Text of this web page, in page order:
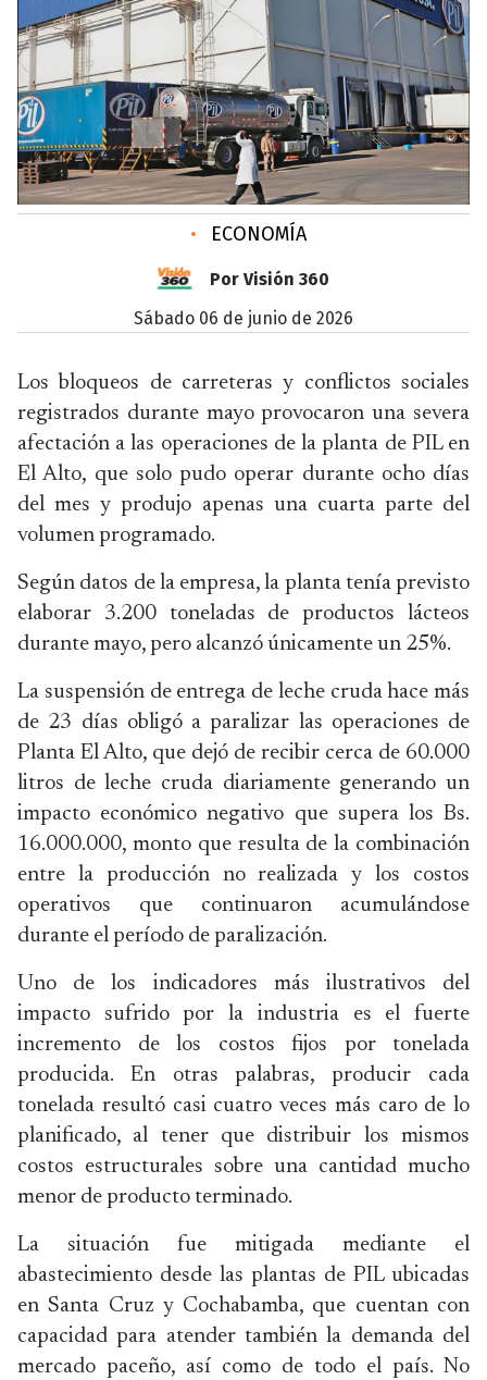
• ECONOMÍA
Por Visión 360
sábado 06 de junio de 2026
Los bloqueos de carreteras y conflictos sociales
registrados durante mayo provocaron una severa
afectación a las operaciones de la planta de PIL en
El Alto, que solo pudo operar durante ocho días
del mes y produjo apenas una cuarta parte del
volumen programado.
Según datos de la empresa, la planta tenía previsto
elaborar 3.200 toneladas de productos lácteos
durante mayo, pero alcanzó únicamente un 25%.
La suspensión de entrega de leche cruda hace más
de 23 días obligó a paralizar las operaciones de
Planta El Alto, que dejó de recibir cerca de 60.000
litros de leche cruda diariamente generando un
impacto económico negativo que supera los Bs.
16.000.000, monto que resulta de la combinación
entre la producción no realizada y los costos
operativos que continuaron acumulándose
durante el período de paralización.
Uno de los indicadores más ilustrativos del
impacto sufrido por la industria es el fuerte
incremento de los costos fijos por tonelada
producida. En otras palabras, producir cada
tonelada resultó casi cuatro veces más caro de lo
planificado, al tener que distribuir los mismos
costos estructurales sobre una cantidad mucho
menor de producto terminado.
La situación fue mitigada mediante el
abastecimiento desde las plantas de PIL ubicadas
en Santa Cruz y Cochabamba, que cuentan con
capacidad para atender también la demanda del
mercado paceño, así como de todo el país. No